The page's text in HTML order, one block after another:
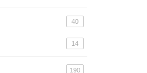
40
14
190